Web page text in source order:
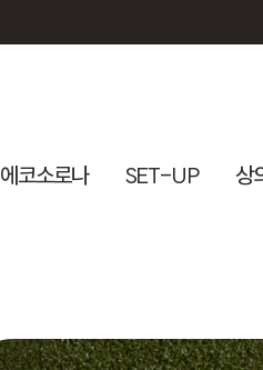
에코소로나 SET-UP 상